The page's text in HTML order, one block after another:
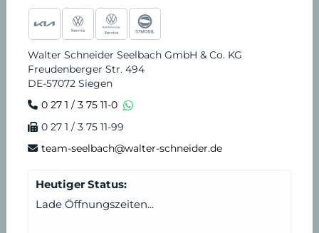
Walter Schneider Seelbach GmbH & Co. KG
Freudenberger Str. 494
DE-57072 Siegen
0 27 1 / 3 75 11-0
0 27 1 / 3 75 11-99
team-seelbach@walter-schneider.de
Heutiger Status:
Lade Öffnungszeiten...